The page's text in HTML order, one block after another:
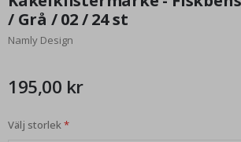
början
av
bildgalleriet
/ Grå / 02 / 24 st
Namly Design
195,00 kr
Välj storlek